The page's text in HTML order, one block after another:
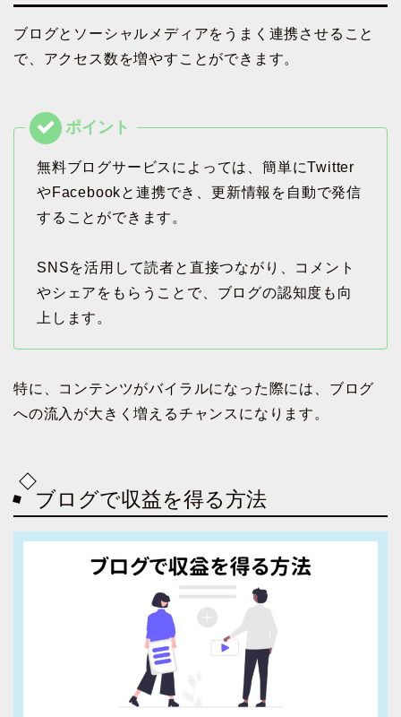
ブログとソーシャルメディアをうまく連携させること
で、アクセス数を増やすことができます。
無料ブログサービスによっては、簡単にTwitter
やFacebookと連携でき、更新情報を自動で発信
することができます。
SNSを活用して読者と直接つながり、コメント
やシェアをもらうことで、ブログの認知度も向
上します。
特に、コンテンツがバイラルになった際には、ブログ
への流入が大きく増えるチャンスになります。
ブログで収益を得る方法